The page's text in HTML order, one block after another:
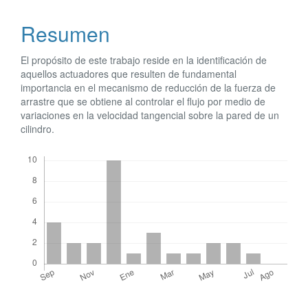
del
artículo
Resumen
El propósito de este trabajo reside en la identificación de
aquellos actuadores que resulten de fundamental
importancia en el mecanismo de reducción de la fuerza de
arrastre que se obtiene al controlar el flujo por medio de
variaciones en la velocidad tangencial sobre la pared de un
cilindro.